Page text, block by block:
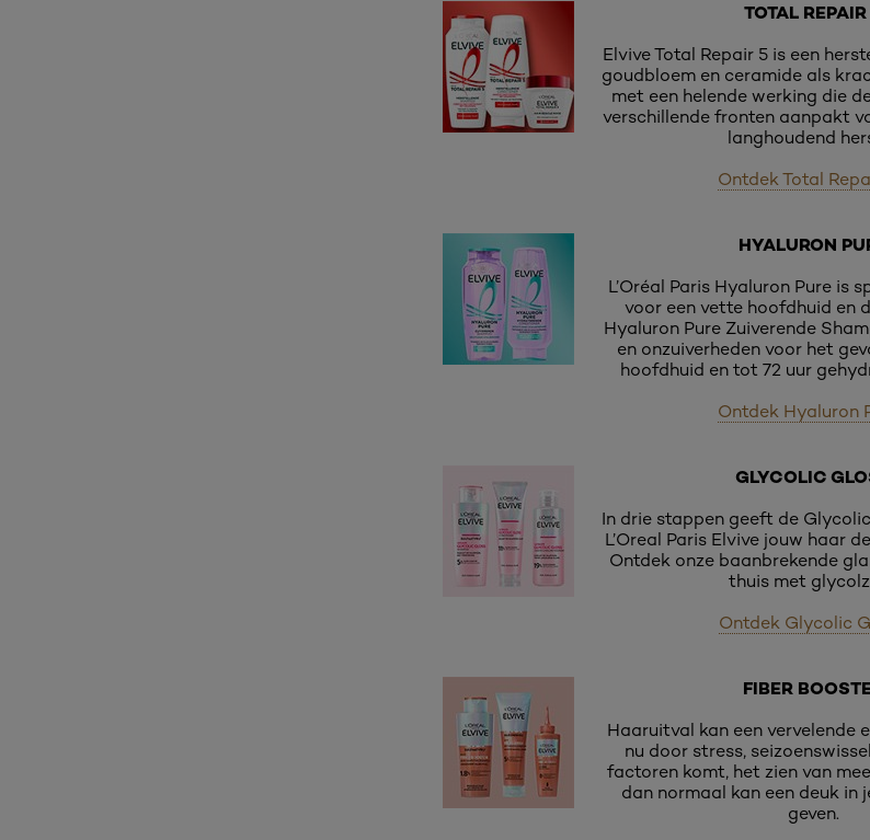
TOTAL
Elvive Total Repair 5 is een
goudbloem en ceramide als
met een helende werking die
verschillende fronten aanpakt
langhoudend
Ontdek Total
HYALURON
L’Oréal Paris Hyaluron Pure is
voor een vette hoofdhuid en
Hyaluron Pure Zuiverende
en onzuiverheden voor het
hoofdhuid en tot 72 uur
Ontdek Hyaluron
GLYCOLIC
In drie stappen geeft de
L’Oreal Paris Elvive jouw haar
Ontdek onze baanbrekende
thuis met
Ontdek Glycolic
FIBER
Haaruitval kan een vervelende
nu door stress,
factoren komt, het zien van
dan normaal kan een deuk in
geven.